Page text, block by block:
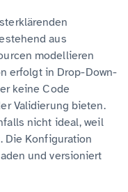
aus
modellieren
erfolgt in Drop-Down-
keine Code
Validierung bieten.
nicht ideal, weil
Die Konfiguration
und versioniert